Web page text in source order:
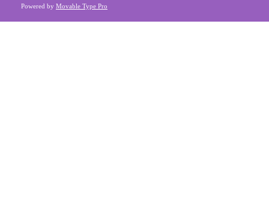
Powered by Movable Type Pro